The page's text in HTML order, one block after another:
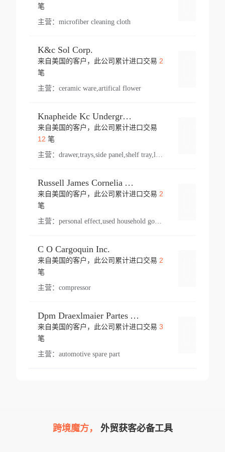
笔
主营： microfiber cleaning cloth
K&c Sol Corp.
来自美国的客户，此公司累计进口交易 2
笔
主营： ceramic ware,artifical flower
Knapheide Kc Underground
来自美国的客户，此公司累计进口交易
12 笔
主营：
Russell James Cornelia Arlington Va
来自美国的客户，此公司累计进口交易 2
笔
主营： personal effect,used household goods
C O Cargoquin Inc.
来自美国的客户，此公司累计进口交易 2
笔
主营： compressor
Dpm Draexlmaier Partes Automotrices Corr Ind Huejotzingo
来自美国的客户，此公司累计进口交易 3
笔
主营： automotive spare part
跨境魔方， 外贸获客必备工具